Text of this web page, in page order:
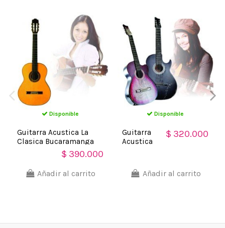
Disponible
Guitarra Acustica La
Clasica Bucaramanga
Finos Acabados.Estudio
$ 390.000
Añadir al carrito
Disponible
Guitarra
Acustica
Clasica
Finas
$ 320.000
Añadir al carrito